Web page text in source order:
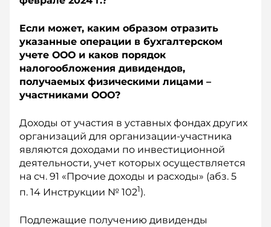
Если может, каким образом отразить
указанные операции в бухгалтерском
учете ООО и каков порядок
налогообложения дивидендов,
получаемых физическими лицами –
участниками ООО?
Доходы от участия в уставных фондах других
организаций для организации-участника
являются доходами по инвестиционной
деятельности, учет которых осуществляется
на сч. 91 «Прочие доходы и расходы» (абз. 5
п. 14 Инструкции № 1021).
Подлежащие получению дивиденды